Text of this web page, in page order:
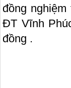
đồng
ĐT Vĩnh
đồng .